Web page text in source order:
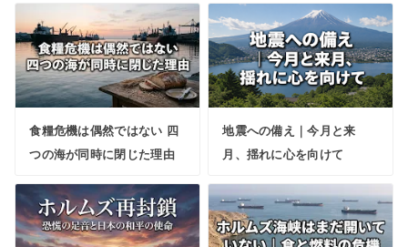
食糧危機は偶然ではない 四
つの海が同時に閉じた理由
地震への備え｜今月と来
月、揺れに心を向けて